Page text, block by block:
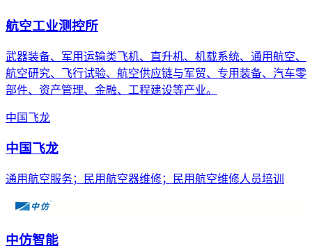
航空工业测控所
武器装备、军用运输类飞机、直升机、机载系统、通用航空、
航空研究、飞行试验、航空供应链与军贸、专用装备、汽车零
部件、资产管理、金融、工程建设等产业。
中国飞龙
中国飞龙
通用航空服务；民用航空器维修；民用航空维修人员培训
中仿智能